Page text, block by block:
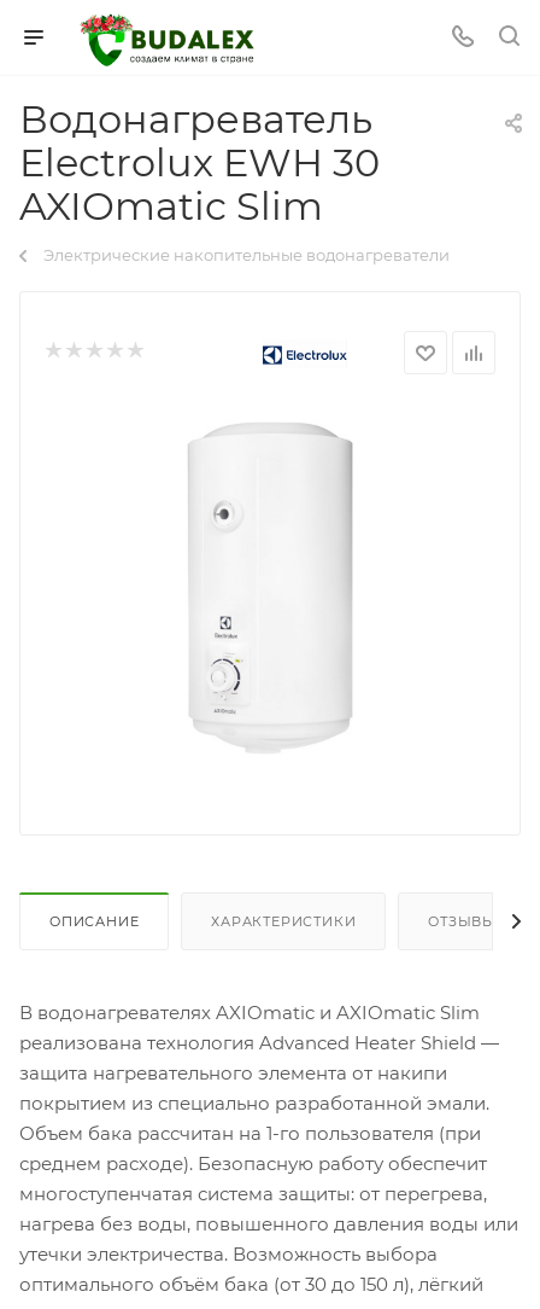
Водонагреватель
Electrolux EWH 30
AXIOmatic Slim
Электрические накопительные водонагреватели
ОПИСАНИЕ ХАРАКТЕРИСТИКИ ОТЗЫВЫ
В водонагревателях AXIOmatic и AXIOmatic Slim
реализована технология Advanced Heater Shield —
защита нагревательного элемента от накипи
покрытием из специально разработанной эмали.
Объем бака рассчитан на 1-го пользователя (при
среднем расходе). Безопасную работу обеспечит
многоступенчатая система защиты: от перегрева,
нагрева без воды, повышенного давления воды или
утечки электричества. Возможность выбора
оптимального объём бака (от 30 до 150 л), лёгкий